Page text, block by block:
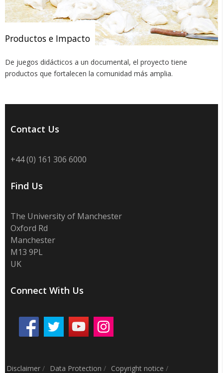
Productos e Impacto
De juegos didácticos a un documental, el proyecto tiene
productos que fortalecen la comunidad más amplia.
Contact Us
+44 (0) 161 306 6000
Find Us
The University of Manchester
Oxford Rd
Manchester
M13 9PL
UK
Connect With Us
Disclaimer / Data Protection / Copyright notice /